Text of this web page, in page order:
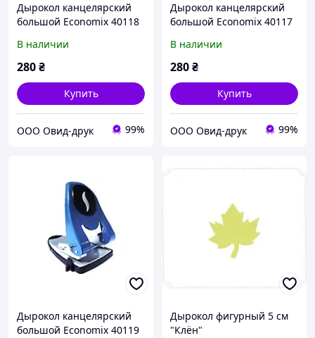
Дырокол канцелярский
большой Economix 40118
В наличии
280₴
Купить
ООО Овид-друк 99%
Дырокол канцелярский
большой Economix 40117
В наличии
280₴
Купить
ООО Овид-друк 99%
Дырокол канцелярский
большой Economix 40119
Дырокол фигурный 5 см
"Клён"